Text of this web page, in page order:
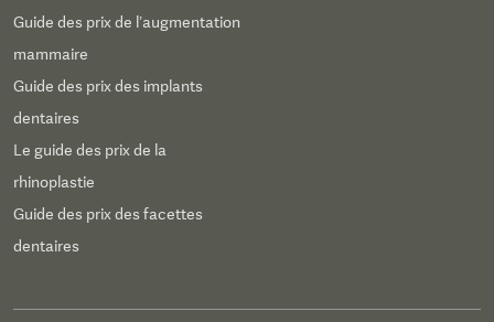
Guide des prix de l’augmentation
mammaire
Guide des prix des implants
dentaires
Le guide des prix de la
rhinoplastie
Guide des prix des facettes
dentaires